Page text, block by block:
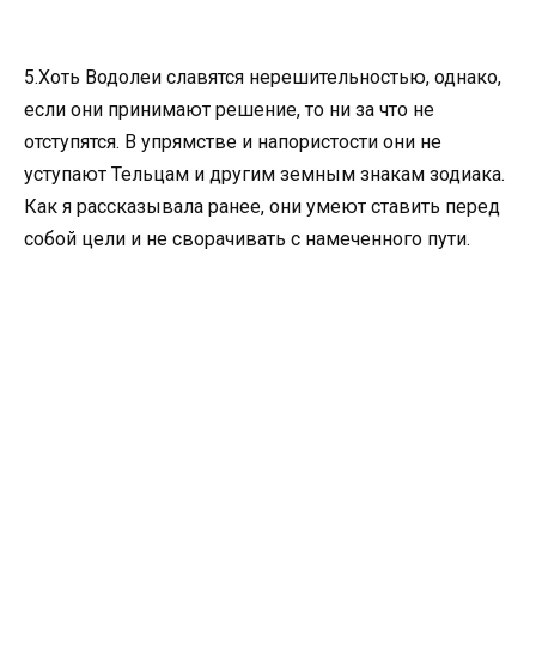
5.Хоть Водолеи славятся нерешительностью, однако,
если они принимают решение, то ни за что не
отступятся. В упрямстве и напористости они не
уступают Тельцам и другим земным знакам зодиака.
Как я рассказывала ранее, они умеют ставить перед
собой цели и не сворачивать с намеченного пути.